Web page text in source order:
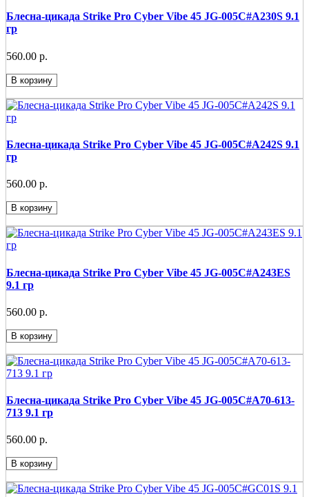
Блесна-цикада Strike Pro Cyber Vibe 45 JG-005C#A230S 9.1
гр
560.00 р.
В корзину
Блесна-цикада Strike Pro Cyber Vibe 45 JG-005C#A242S 9.1
гр
560.00 р.
В корзину
Блесна-цикада Strike Pro Cyber Vibe 45 JG-005C#A243ES
9.1 гр
560.00 р.
В корзину
Блесна-цикада Strike Pro Cyber Vibe 45 JG-005C#A70-613-
713 9.1 гр
560.00 р.
В корзину